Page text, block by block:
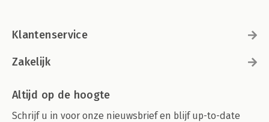
Klantenservice
Zakelijk
Altijd op de hoogte
Schrijf u in voor onze nieuwsbrief en blijf up-to-date